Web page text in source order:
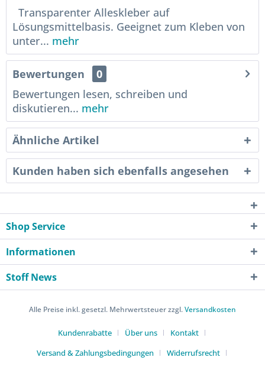
Transparenter Alleskleber auf
Lösungsmittelbasis. Geeignet zum Kleben von
unter... mehr
Bewertungen
0
Bewertungen lesen, schreiben und
diskutieren... mehr
Ähnliche Artikel
Kunden haben sich ebenfalls angesehen
Shop Service
Informationen
Stoff News
Alle Preise inkl. gesetzl. Mehrwertsteuer zzgl.Versandkosten
Kundenrabatte Über uns
Kontakt
Versand & Zahlungsbedingungen
Widerrufsrecht